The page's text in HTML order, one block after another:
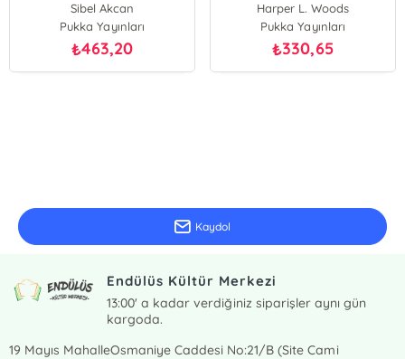
Sibel Akcan
Pukka Yayınları
₺463,20
Harper L. Woods
Pukka Yayınları
₺330,65
Kaydol
Endülüs Kültür Merkezi
13:00' a kadar verdiğiniz siparişler aynı gün
kargoda.
19 Mayıs MahalleOsmaniye Caddesi No:21/B (Site Cami